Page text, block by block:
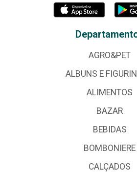
AGRO&PET
ALBUNS E
ALIMENTOS
BAZAR
BEBIDAS
BOMBONIERE
CALÇADOS